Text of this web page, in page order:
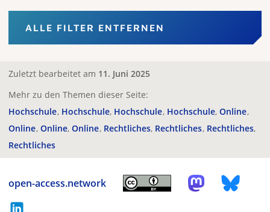
ALLE FILTER ENTFERNEN
Zuletzt bearbeitet am 11. Juni 2025
Mehr zu den Themen dieser Seite:
Hochschule Hochschule Hochschule Hochschule Online
Online Online Online Rechtliches Rechtliches Rechtliches
Rechtliches
open-access.network